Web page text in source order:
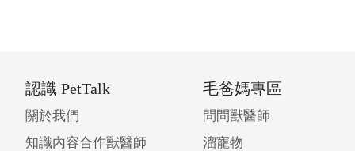
認識 PetTalk
關於我們
知識內容合作獸醫師
毛爸媽專區
問問獸醫師
溜寵物